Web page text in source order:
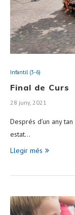
Infantil (3-6)
Final de Curs
28 juny, 2021
Després d’un any
estat…
Llegir més